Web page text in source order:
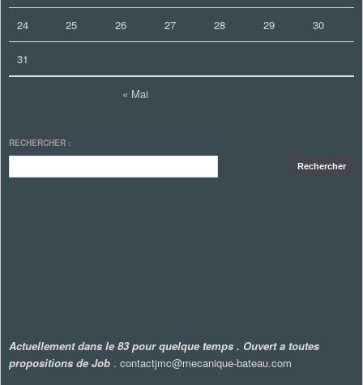
« Mai
24 25 26 27 28 29 30
31
RECHERCHER :
Actuellement dans le 83 pour quelque temps . Ouvert a toutes
propositions de Job . contactjmc@mecanique-bateau.com